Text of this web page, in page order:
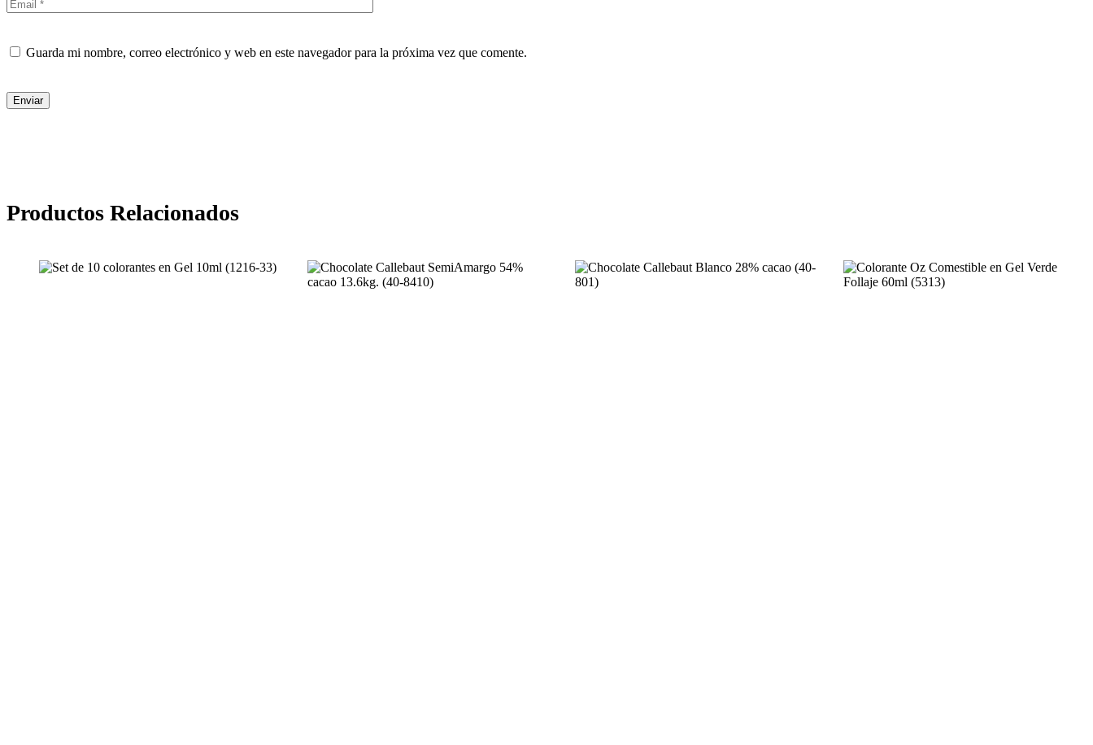
Guarda mi nombre, correo electrónico y web en este navegador para la próxima vez que comente.
Enviar
Productos Relacionados